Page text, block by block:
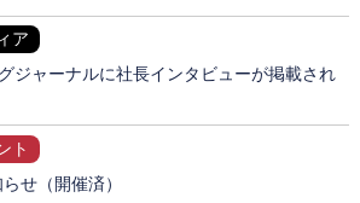
ア
ジャーナルに社長インタビューが掲載され
ト
せ（開催済）